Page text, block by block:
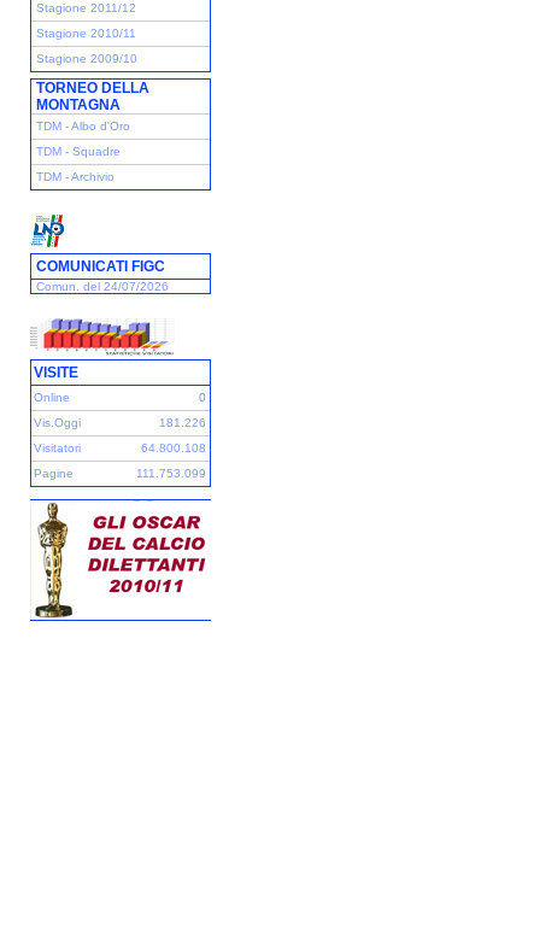
Stagione 2011/12
Stagione 2010/11
Stagione 2009/10
TORNEO DELLA
MONTAGNA
TDM - Albo d'Oro
TDM - Squadre
TDM - Archivio
COMUNICATI FIGC
Comun. del 24/07/2026
VISITE
Online
0
Vis.Oggi
181.226
Visitatori
64.800.108
Pagine
111.753.099